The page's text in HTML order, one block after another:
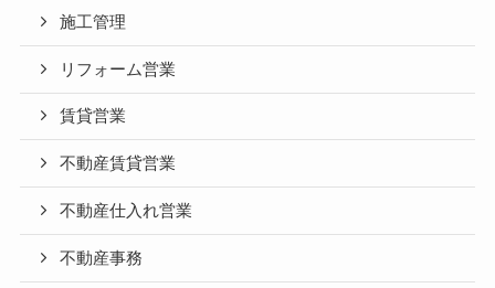
施工管理
リフォーム営業
賃貸営業
不動産賃貸営業
不動産仕入れ営業
不動産事務